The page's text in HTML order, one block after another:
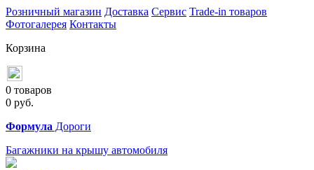
Розничный магазин Доставка Сервис Trade-in товаров
Фотогалерея Контакты
Корзина
0 товаров
0 руб.
Формула Дороги
Багажники на крышу автомобиля